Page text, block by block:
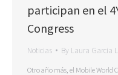
participan en el
Congress
Noticias By Laura Garcia
Otro año más, el Mobile World